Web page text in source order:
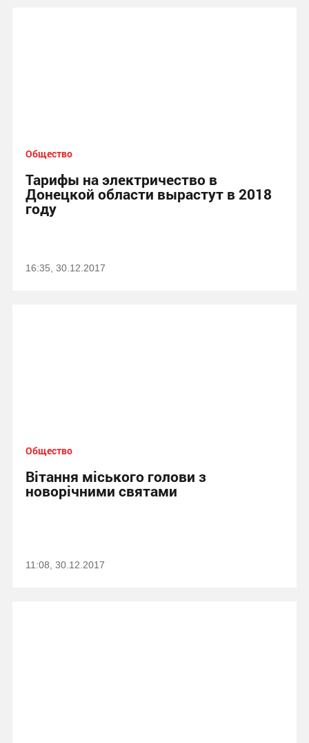
Общество
Тарифы на электричество в
Донецкой области вырастут в 2018
году
16:35, 30.12.2017
Общество
Вітання міського голови з
новорічними святами
11:08, 30.12.2017